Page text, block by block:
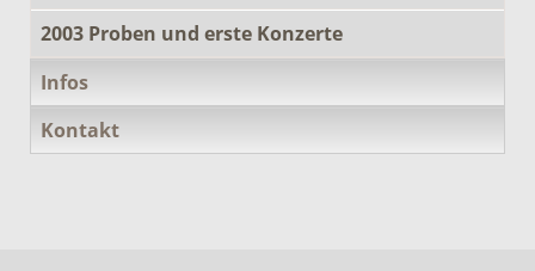
2003 Proben und erste Konzerte
Infos
Kontakt